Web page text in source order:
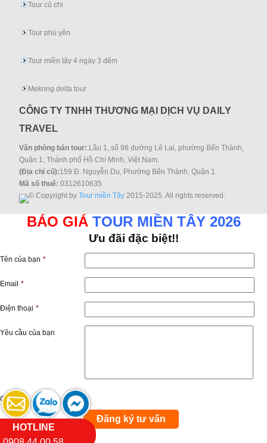
HOTLINE
Tour củ chi
Tour phú yên
Tour miền tây 4 ngày 3 đêm
Mekong delta tour
CÔNG TY TNHH THƯƠNG MẠI DỊCH VỤ DAILY
TRAVEL
Văn phòng bán tour: Lầu 1, số 98 đường Lê Lai, phường Bến Thành,
Quận 1, Thành phố Hồ Chí Minh, Việt Nam.
(Địa chỉ cũ):159 Đ. Nguyễn Du, Phường Bến Thành, Quận 1.
Mã số thuế: 0312610635
© Copyright byTour miền Tây 2015-2025. All rights reserved.
BÁO GIÁ TOUR MIỀN TÂY 2026
Ưu đãi đặc biệt!!
Tên của bạn *
Email *
Điện thoại *
Yêu cầu của bạn
Captcha